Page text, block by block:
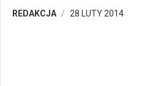
REDAKCJA 28 LUTY 2014